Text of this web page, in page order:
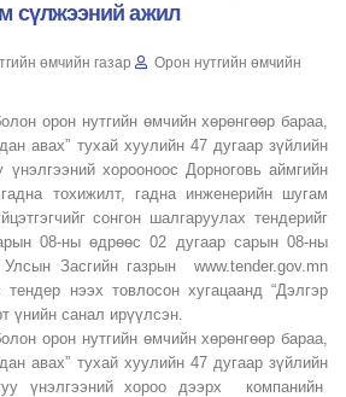
сүлжээний ажил
өмчийн газар
Орон нутгийн өмчийн
орон нутгийн өмчийн хөрөнгөөр бараа,
авах” тухай хуулийн 47 дугаар зүйлийн
хорооноос Дорноговь аймгийн
тохижилт, гадна инженерийн шугам
сонгон шалгаруулах тендерийг
08-ны өдрөөс 02 дугаар сарын 08-ны
Засгийн газрын www.tender.gov.mn
тендер нээх товлосон хугацаанд “Дэлгэр
үнийн санал ирүүлсэн.
орон нутгийн өмчийн хөрөнгөөр бараа,
авах” тухай хуулийн 47 дугаар зүйлийн
үнэлгээний хороо дээрх компанийн